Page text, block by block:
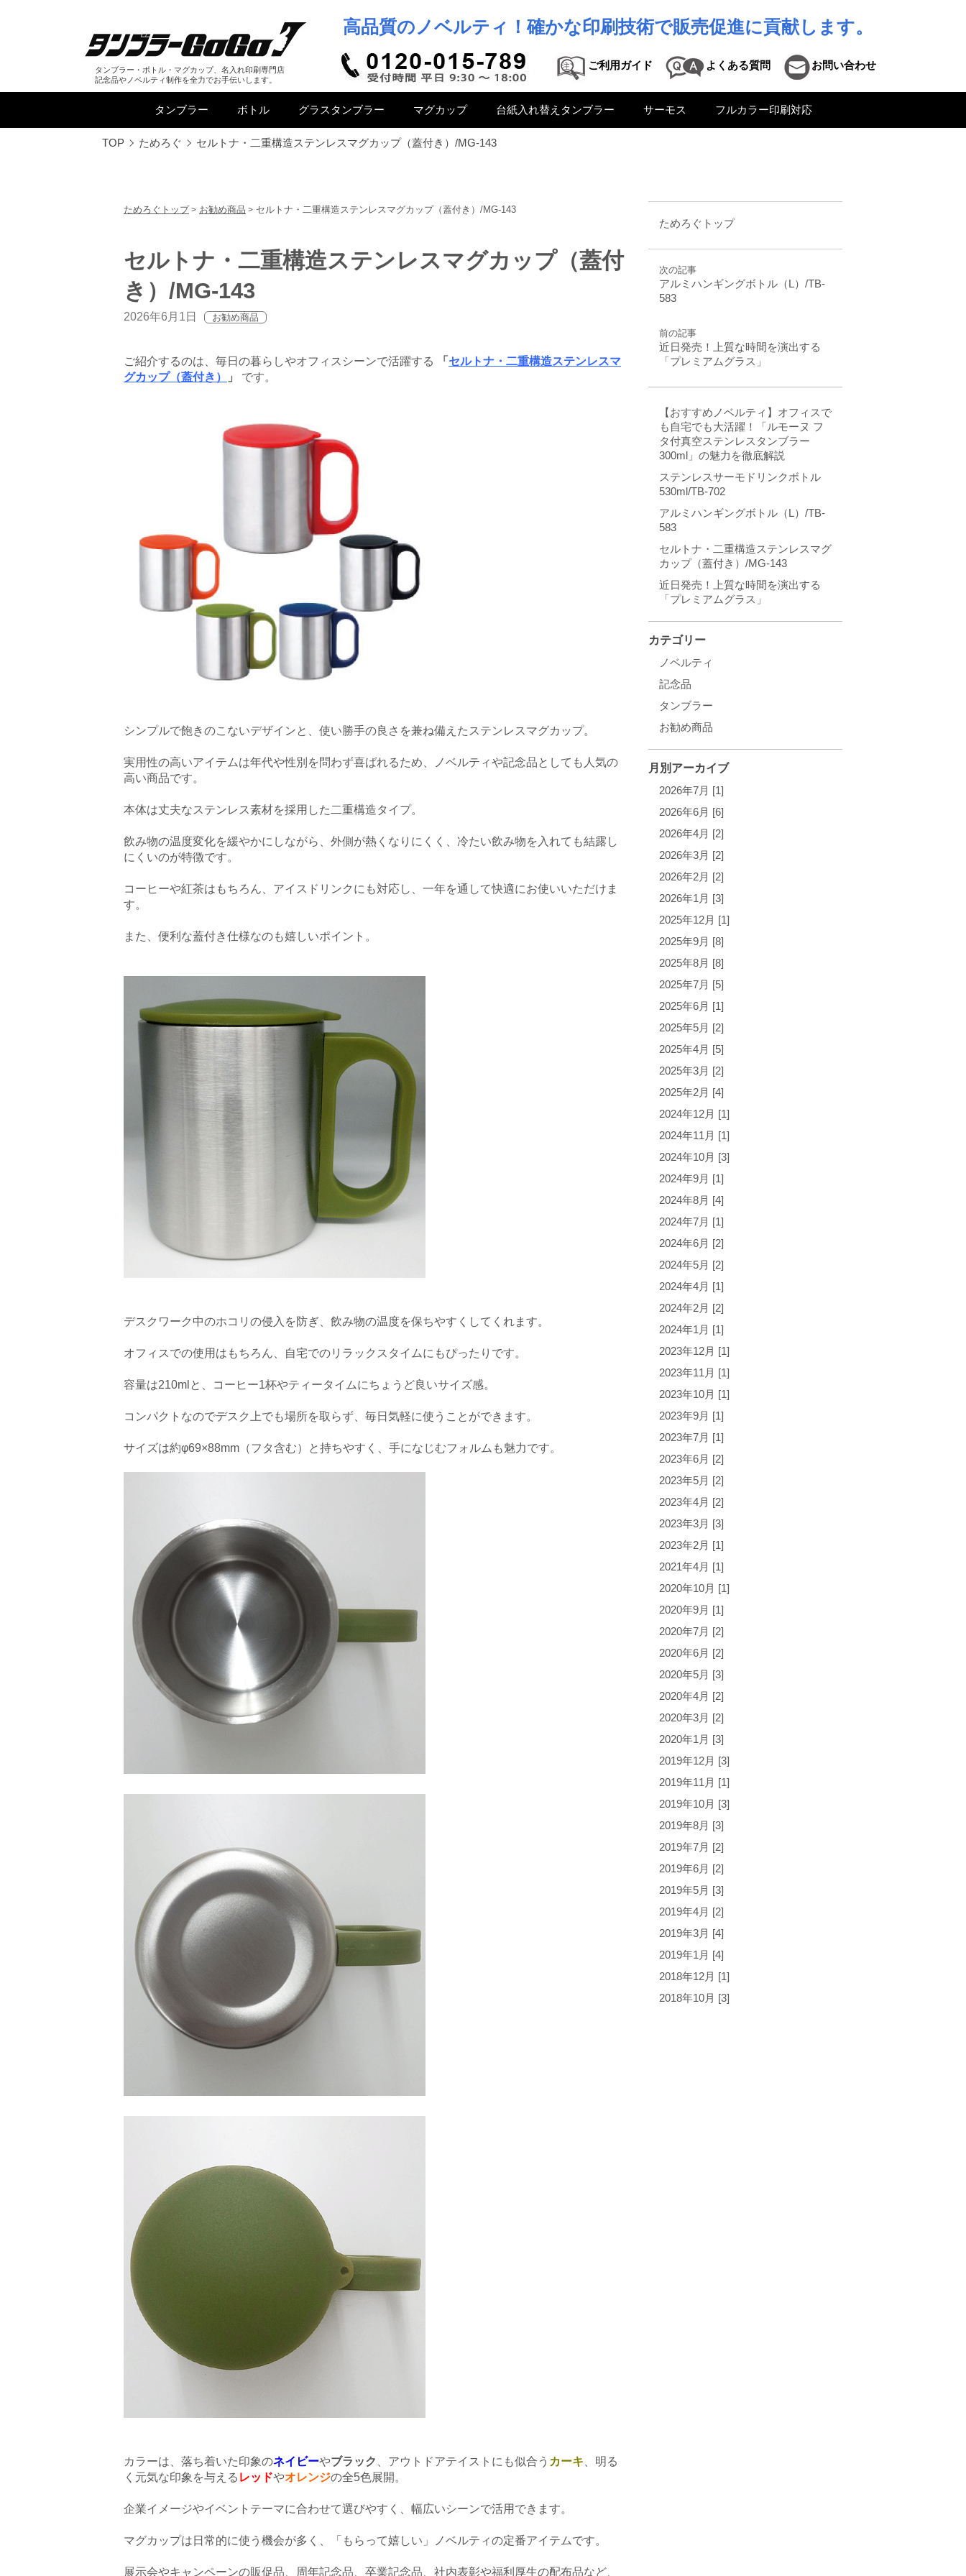
タンブラー・ボトル・マグカップ、名入れ印刷専門店
記念品やノベルティ制作を全力でお手伝いします。
高品質のノベルティ！確かな印刷技術で販売促進に貢献します。
ご利用ガイド よくある質問 お問い合わせ
タンブラー ボトル グラスタンブラー マグカップ 台紙入れ替えタンブラー サーモス フルカラー印刷対応
TOP ためろぐ セルトナ・二重構造ステンレスマグカップ（蓋付き）/MG-143
ためろぐトップ お勧め商品 セルトナ・二重構造ステンレスマグカップ（蓋付き）/MG-143
セルトナ・二重構造ステンレスマグカップ（蓋付
き）/MG-143
2026年6月1日 お勧め商品
ご紹介するのは、毎日の暮らしやオフィスシーンで活躍する 「 セルトナ・二重構造ステンレスマ
グカップ（蓋付き）
」 です。
シンプルで飽きのこないデザインと、使い勝手の良さを兼ね備えたステンレスマグカップ。
実用性の高いアイテムは年代や性別を問わず喜ばれるため、ノベルティや記念品としても人気の
高い商品です。
本体は丈夫なステンレス素材を採用した二重構造タイプ。
飲み物の温度変化を緩やかにしながら、外側が熱くなりにくく、冷たい飲み物を入れても結露し
にくいのが特徴です。
コーヒーや紅茶はもちろん、アイスドリンクにも対応し、一年を通して快適にお使いいただけま
す。
また、便利な蓋付き仕様なのも嬉しいポイント。
デスクワーク中のホコリの侵入を防ぎ、飲み物の温度を保ちやすくしてくれます。
オフィスでの使用はもちろん、自宅でのリラックスタイムにもぴったりです。
容量は210mlと、コーヒー1杯やティータイムにちょうど良いサイズ感。
コンパクトなのでデスク上でも場所を取らず、毎日気軽に使うことができます。
サイズは約φ69×88mm（フタ含む）と持ちやすく、手になじむフォルムも魅力です。
カラーは、落ち着いた印象のネイビーやブラック 、アウトドアテイストにも似合う カーキ 、明る
く元気な印象を与える レッドやオレンジの全5色展開。
企業イメージやイベントテーマに合わせて選びやすく、幅広いシーンで活用できます。
マグカップは日常的に使う機会が多く、「もらって嬉しい」ノベルティの定番アイテムです。
展示会やキャンペーンの販促品、周年記念品、卒業記念品、社内表彰や福利厚生の配布品など、
ためろぐトップ
次の記事
アルミハンギングボトル（L）/TB-
583
前の記事
近日発売！上質な時間を演出する
「プレミアムグラス」
【おすすめノベルティ】オフィスで
も自宅でも大活躍！「ルモーヌ フ
タ付真空ステンレスタンブラー
300ml」の魅力を徹底解説
ステンレスサーモドリンクボトル
530ml/TB-702
アルミハンギングボトル（L）/TB-
583
セルトナ・二重構造ステンレスマグ
カップ（蓋付き）/MG-143
近日発売！上質な時間を演出する
「プレミアムグラス」
カテゴリー
ノベルティ
記念品
タンブラー
お勧め商品
月別アーカイブ
2026年7月 [1]
2026年6月 [6]
2026年4月 [2]
2026年3月 [2]
2026年2月 [2]
2026年1月 [3]
2025年12月 [1]
2025年9月 [8]
2025年8月 [8]
2025年7月 [5]
2025年6月 [1]
2025年5月 [2]
2025年4月 [5]
2025年3月 [2]
2025年2月 [4]
2024年12月 [1]
2024年11月 [1]
2024年10月 [3]
2024年9月 [1]
2024年8月 [4]
2024年7月 [1]
2024年6月 [2]
2024年5月 [2]
2024年4月 [1]
2024年2月 [2]
2024年1月 [1]
2023年12月 [1]
2023年11月 [1]
2023年10月 [1]
2023年9月 [1]
2023年7月 [1]
2023年6月 [2]
2023年5月 [2]
2023年4月 [2]
2023年3月 [3]
2023年2月 [1]
2021年4月 [1]
2020年10月 [1]
2020年9月 [1]
2020年7月 [2]
2020年6月 [2]
2020年5月 [3]
2020年4月 [2]
2020年3月 [2]
2020年1月 [3]
2019年12月 [3]
2019年11月 [1]
2019年10月 [3]
2019年8月 [3]
2019年7月 [2]
2019年6月 [2]
2019年5月 [3]
2019年4月 [2]
2019年3月 [4]
2019年1月 [4]
2018年12月 [1]
2018年10月 [3]